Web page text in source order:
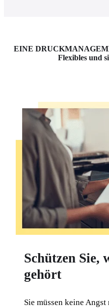
EINE
Flexibles und
Schützen Sie,
gehört
Sie müssen keine